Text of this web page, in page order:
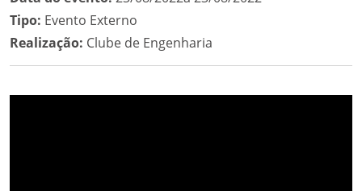
Tipo: Evento Externo
Realização: Clube de Engenharia